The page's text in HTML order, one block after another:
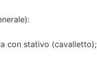
con stativo (cavalletto);